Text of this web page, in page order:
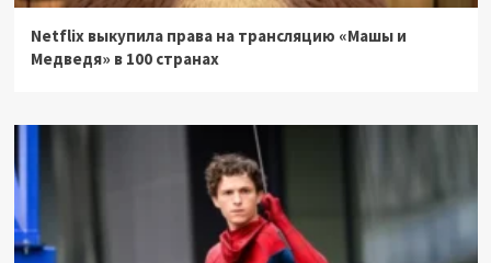
Netflix выкупила права на трансляцию «Машы и
Медведя» в 100 странах